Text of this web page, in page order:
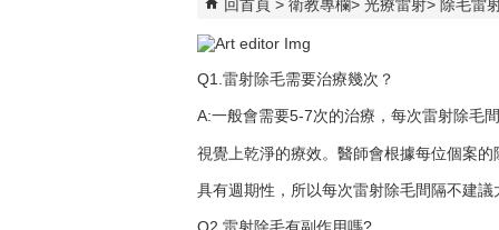
回首頁 衛教專欄 光療雷射 除毛雷
Q1.雷射除毛需要治療幾次？
A:一般會需要5-7次的治療，每次雷射除毛
視覺上乾淨的療效。醫師會根據每位個案
具有週期性，所以每次雷射除毛間隔不建